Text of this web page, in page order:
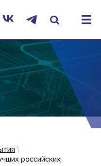
российских